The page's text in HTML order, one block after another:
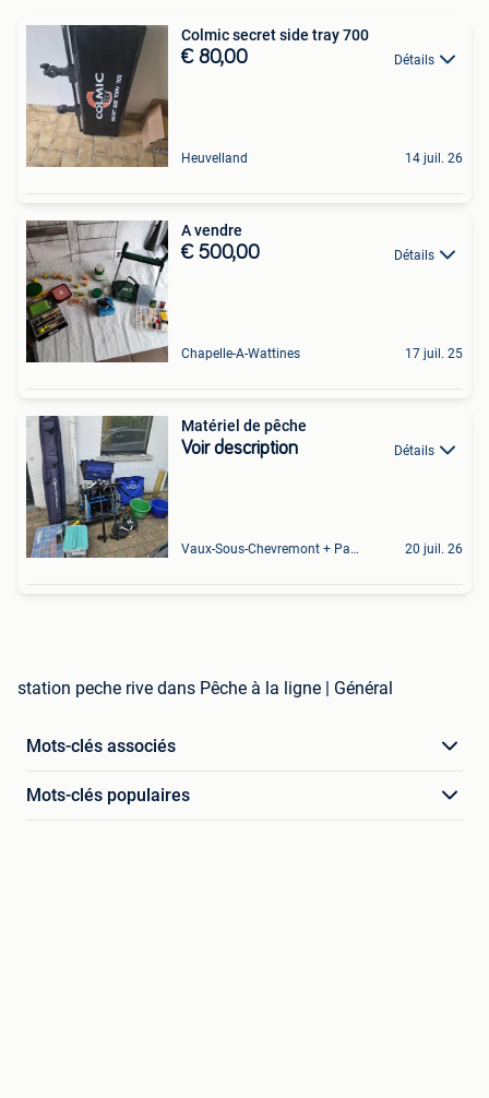
Colmic secret side tray 700
€ 80,00 Détails
Heuvelland 14 juil. 26
A vendre
€ 500,00 Détails
Chapelle-A-Wattines 17 juil. 25
Matériel de pêche
Voir description Détails
Vaux-Sous-Chevremont + Partie De Chenee 20 juil. 26
station peche rive dans Pêche à la ligne | Général
Mots-clés associés
Mots-clés populaires